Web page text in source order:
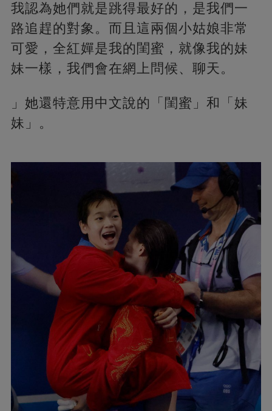
我認為她們就是跳得最好的，是我們一
路追趕的對象。而且這兩個小姑娘非常
可愛，全紅嬋是我的閨蜜，就像我的妹
妹一樣，我們會在網上問候、聊天。
」她還特意用中文說的「閨蜜」和「妹
妹」。